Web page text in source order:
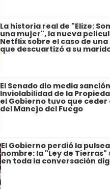
La historia real de "Elize:
una mujer", la nueva
Netflix sobre el caso de una
que descuartizó a su
El Senado dio media
Inviolabilidad de la
el Gobierno tuvo que ceder
del Manejo del Fuego
El Gobierno perdió la
nombre: la "Ley de Tierras"
en toda la conversación